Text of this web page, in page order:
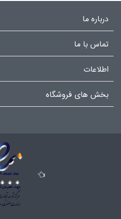
درباره ما
تماس با ما
اطلاعات
بخش های فروشگاه